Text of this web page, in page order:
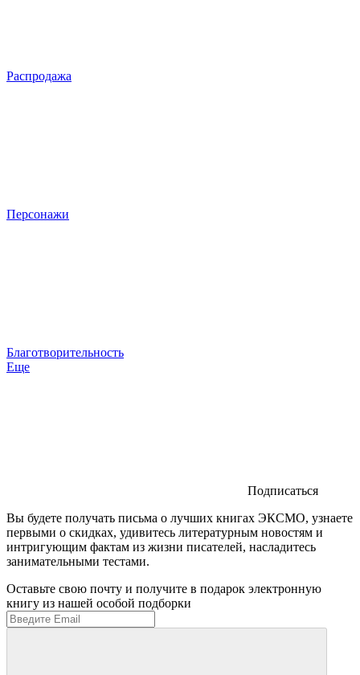
Распродажа
Персонажи
Благотворительность
Еще
Подписаться
Вы будете получать письма о лучших книгах ЭКСМО, узнаете
первыми о скидках, удивитесь литературным новостям и
интригующим фактам из жизни писателей, насладитесь
занимательными тестами.
Оставьте свою почту и получите в подарок электронную
книгу из нашей особой подборки